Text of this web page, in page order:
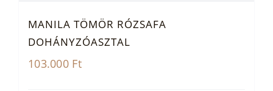
MANILA TÖMÖR RÓZSAFA
DOHÁNYZÓASZTAL
103.000 Ft